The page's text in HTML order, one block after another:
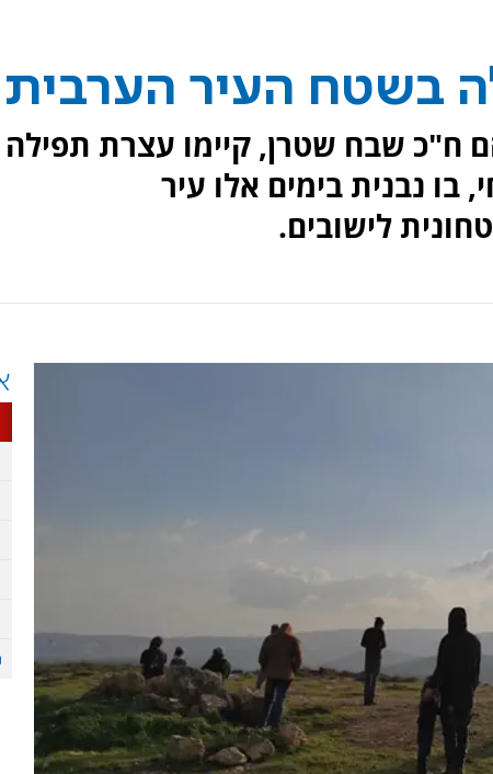
בשטח העיר הערבית
ח"כ שבח שטרן, קיימו עצרת תפילה
נבנית בימים אלו עיר
לישובים.